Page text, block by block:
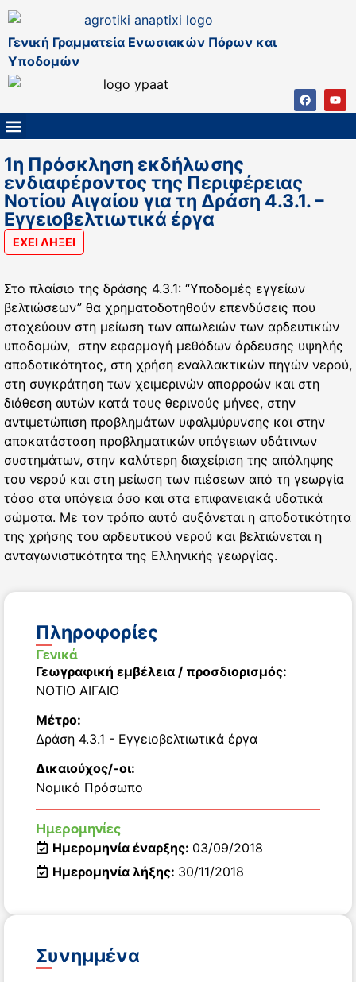
Γενική Γραμματεία Ενωσιακών Πόρων και
Υποδομών
1η Πρόσκληση εκδήλωσης
ενδιαφέροντος της Περιφέρειας
Νοτίου Αιγαίου για τη Δράση 4.3.1. –
Εγγειοβελτιωτικά έργα
ΕΧΕΙ ΛΗΞΕΙ
Στο πλαίσιο της δράσης 4.3.1: “Υποδομές εγγείων
βελτιώσεων” θα χρηματοδοτηθούν επενδύσεις που
στοχεύουν στη μείωση των απωλειών των αρδευτικών
υποδομών, στην εφαρμογή μεθόδων άρδευσης υψηλής
αποδοτικότητας, στη χρήση εναλλακτικών πηγών νερού,
στη συγκράτηση των χειμερινών απορροών και στη
διάθεση αυτών κατά τους θερινούς μήνες, στην
αντιμετώπιση προβλημάτων υφαλμύρυνσης και στην
αποκατάσταση προβληματικών υπόγειων υδάτινων
συστημάτων, στην καλύτερη διαχείριση της απόληψης
του νερού και στη μείωση των πιέσεων από τη γεωργία
τόσο στα υπόγεια όσο και στα επιφανειακά υδατικά
σώματα. Με τον τρόπο αυτό αυξάνεται η αποδοτικότητα
της χρήσης του αρδευτικού νερού και βελτιώνεται η
ανταγωνιστικότητα της Ελληνικής γεωργίας.
Πληροφορίες
Γενικά
Γεωγραφική εμβέλεια / προσδιορισμός:
ΝΟΤΙΟ ΑΙΓΑΙΟ
Μέτρο:
Δράση 4.3.1 - Εγγειοβελτιωτικά έργα
Δικαιούχος/-οι:
Νομικό Πρόσωπο
Ημερομηνίες
Ημερομηνία έναρξης: 03/09/2018
Ημερομηνία λήξης: 30/11/2018
Συνημμένα